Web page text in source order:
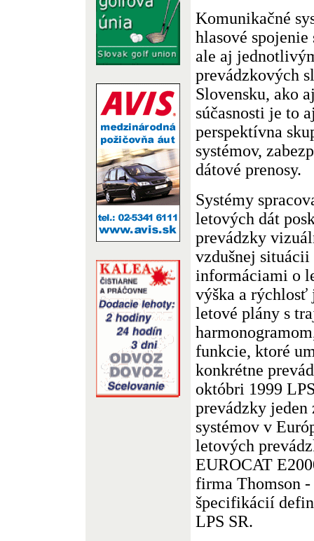
Komunikačné
hlasové
ale aj
prevádzkových
Slovensku, ako
súčasnosti je to
perspektívna
systémov,
dátové prenosy.
Systémy
letových dát
prevádzky
vzdušnej
informáciami o
výška a
letové plány s
funkcie, ktoré
konkrétne
októbri 1999
prevádzky jeden
systémov v
letových
EUROCAT
firma Thomson
špecifikácií
LPS SR.